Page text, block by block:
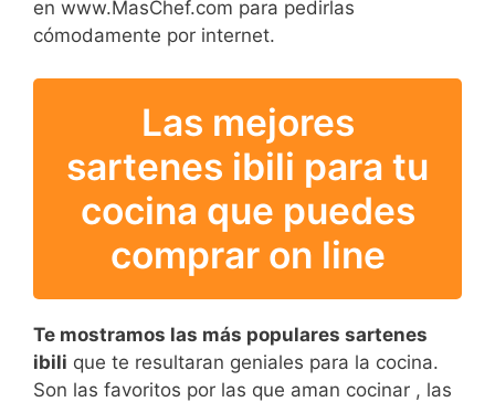
en www.MasChef.com para pedirlas
cómodamente por internet.
Las mejores
sartenes ibili para tu
cocina que puedes
comprar on line
Te mostramos las más populares sartenes
ibili que te resultaran geniales para la cocina.
Son las favoritos por las que aman cocinar , las